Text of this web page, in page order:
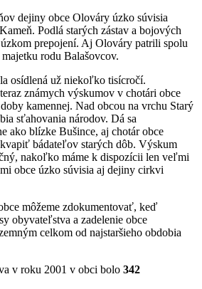
dejiny obce Olováry úzko súvisia
Podlá starých zástav a bojových
prepojení. Aj Olováry patrili spolu
rodu Balašovcov.
osídlená už niekoľko tisícročí.
známych výskumov v chotári obce
kamennej. Nad obcou na vrchu Starý
sťahovania národov. Dá sa
ako blízke Bušince, aj chotár obce
bádateľov starých dôb. Výskum
nakoľko máme k dispozícii len veľmi
obce úzko súvisia aj dejiny cirkvi
môžeme zdokumentovať, keď
obyvateľstva a zadelenie obce
celkom od najstaršieho obdobia
v roku 2001 v obci bolo 342